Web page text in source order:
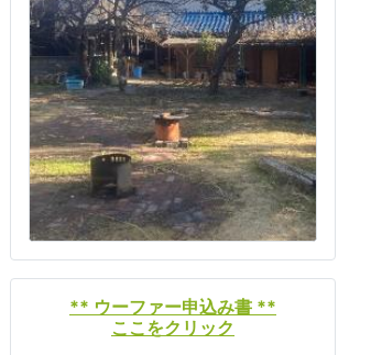
** ウーファー申込み書 **
ここをクリック